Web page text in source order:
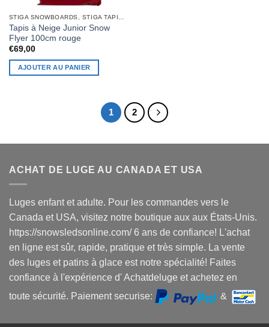
Tapis à Neige Junior Snow
Flyer 100cm rouge
€69,00
AJOUTER AU PANIER
1 2
ACHAT DE LUGE AU CANADA ET USA
Luges enfant et adulte. Pour les commandes vers le
Canada et USA, visitez notre boutique aux aux États-Unis.
https://snowsledsonline.com/ 6 ans de confiance! L'achat
en ligne est sûr, rapide, pratique et très simple. La vente
des luges et patins à glace est notre spécialité! Faites
confiance à l'expérience d' Achatdeluge et achetez en
toute sécurité. Paiement securise:
&